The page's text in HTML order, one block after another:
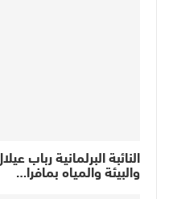
النائبة البرلمانية رباب
والبيئة والمياه بمافرا…